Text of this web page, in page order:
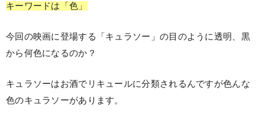
キーワードは「色」
今回の映画に登場する「キュラソー」の目のように透明、黒
から何色になるのか？
キュラソーはお酒でリキュールに分類されるんですが色んな
色のキュラソーがあります。